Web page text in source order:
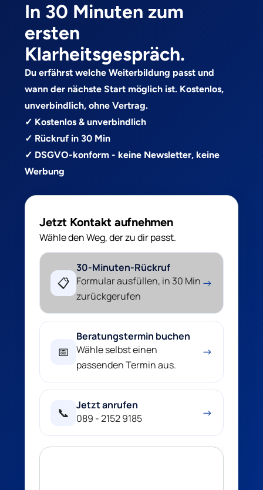
In 30 Minuten zum
ersten
Klarheitsgespräch.
Du erfährst welche Weiterbildung passt und
wann der nächste Start möglich ist. Kostenlos,
unverbindlich, ohne Vertrag.
✓ Kostenlos & unverbindlich
✓ Rückruf in 30 Min
✓ DSGVO-konform - keine Newsletter, keine
Werbung
Jetzt Kontakt aufnehmen
Wähle den Weg, der zu dir passt.
📋
30-Minuten-Rückruf
Formular ausfüllen, in 30 Min
zurückgerufen
→
📅
Beratungstermin buchen
Wähle selbst einen
passenden Termin aus.
→
📞
Jetzt anrufen
089 - 2152 9185
→